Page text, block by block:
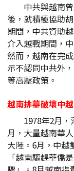
中共與越南
後，就積極協助
期間，中共資助
介入越戰期間，
然而，越南在完
示不認同中共外
等高壓政策。
越南排華破壞中
1978年2月
月，大量越南華
大陸。6月，中越
「越南驅趕華僑